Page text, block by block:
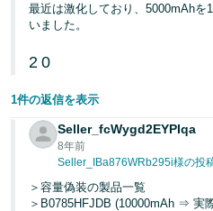
最近は激化しており、5000mAhを
いました。
2 0
1件の返信を表示
Seller_fcWygd2EYPIqa
8年前
Seller_IBa876WRb295i様の投
＞容量偽装の製品一覧
＞B0785HFJDB (10000mAh ⇒ 実